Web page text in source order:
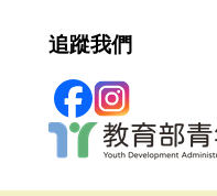
追蹤我們